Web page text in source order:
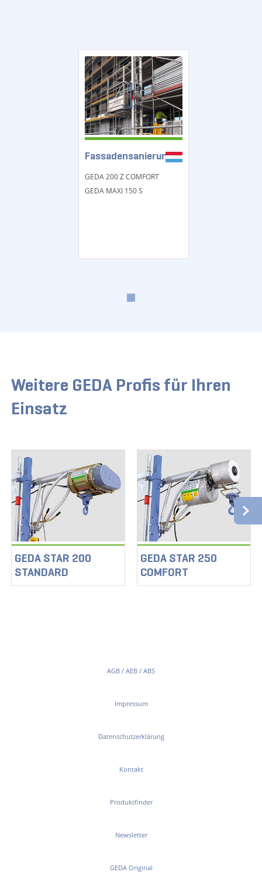
Fassadensanierung
GEDA 200 Z COMFORT
GEDA MAXI 150 S
Weitere GEDA Profis für Ihren
Einsatz
GEDA STAR 200
STANDARD
GEDA STAR 250
COMFORT
AGB / AEB / ABS
Impressum
Datenschutzerklärung
Kontakt
Produktfinder
Newsletter
GEDA Original